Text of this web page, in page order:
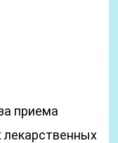
приема
лекарственных